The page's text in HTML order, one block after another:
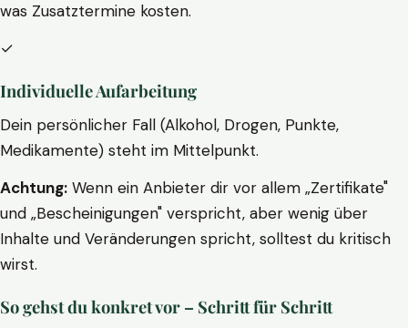
was Zusatztermine kosten.
✓
Individuelle Aufarbeitung
Dein persönlicher Fall (Alkohol, Drogen, Punkte,
Medikamente) steht im Mittelpunkt.
Achtung: Wenn ein Anbieter dir vor allem „Zertifikate"
und „Bescheinigungen" verspricht, aber wenig über
Inhalte und Veränderungen spricht, solltest du kritisch
wirst.
So gehst du konkret vor – Schritt für Schritt